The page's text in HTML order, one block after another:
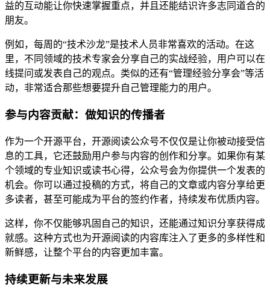
益的互动能让你快速掌握重点，并且还能结识许多志同道合的
朋友。
例如，每周的“技术沙龙”是技术人员非常喜欢的活动。在这
里，不同领域的技术专家会分享自己的实战经验，用户可以在
线提问或发表自己的观点。类似的还有“管理经验分享会”等活
动，非常适合那些想要提升自己管理能力的用户。
参与内容贡献：做知识的传播者
作为一个开源平台，开源阅读公众号不仅仅是让你被动接受信
息的工具，它还鼓励用户参与内容的创作和分享。如果你有某
个领域的专业知识或读书心得，公众号会为你提供一个发表的
机会。你可以通过投稿的方式，将自己的文章或内容分享给更
多读者，甚至可能成为平台的签约作者，持续发布优质内容。
这样，你不仅能够巩固自己的知识，还能通过知识分享获得成
就感。这种方式也为开源阅读的内容库注入了更多的多样性和
新鲜感，让整个平台的内容更加丰富。
持续更新与未来发展